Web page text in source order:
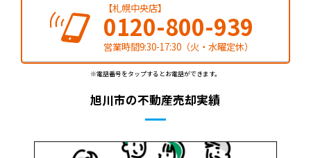
【札幌中央店】
0120-800-939
営業時間9:30-17:30（火・水曜定休）
※電話番号をタップするとお電話ができます。
旭川市の不動産売却実績